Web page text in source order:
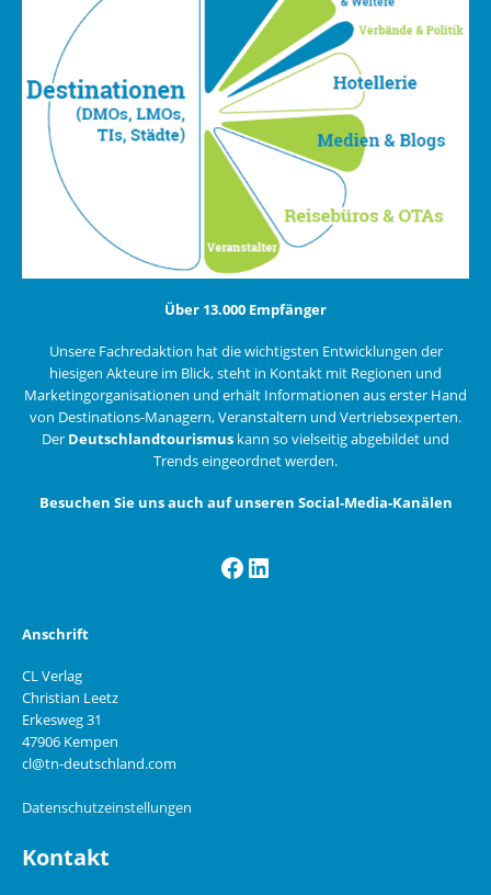
Über 13.000 Empfänger
Unsere Fachredaktion hat die wichtigsten Entwicklungen der
hiesigen Akteure im Blick, steht in Kontakt mit Regionen und
Marketingorganisationen und erhält Informationen aus erster Hand
von Destinations-Managern, Veranstaltern und Vertriebsexperten.
Der Deutschlandtourismus kann so vielseitig abgebildet und
Trends eingeordnet werden.
Besuchen Sie uns auch auf unseren Social-Media-Kanälen
Facebook
LinkedIn
Anschrift
CL Verlag
Christian Leetz
Erkesweg 31
47906 Kempen
cl@tn-deutschland.com
Datenschutzeinstellungen
Kontakt